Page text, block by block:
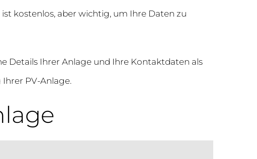
kostenlos, aber wichtig, um Ihre Daten zu
Details Ihrer Anlage und Ihre Kontaktdaten als
PV-Anlage.